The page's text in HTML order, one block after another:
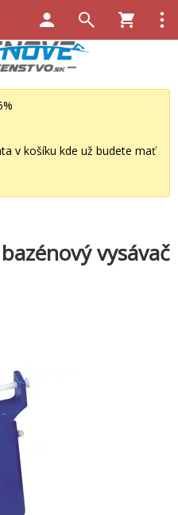
v košíku kde už budete mať
vysávač